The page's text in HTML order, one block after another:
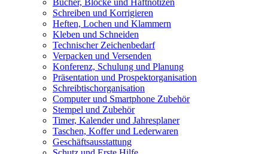
Bücher, Blöcke und Haftnotizen
Schreiben und Korrigieren
Heften, Lochen und Klammern
Kleben und Schneiden
Technischer Zeichenbedarf
Verpacken und Versenden
Konferenz, Schulung und Planung
Präsentation und Prospektorganisation
Schreibtischorganisation
Computer und Smartphone Zubehör
Stempel und Zubehör
Timer, Kalender und Jahresplaner
Taschen, Koffer und Lederwaren
Geschäftsausstattung